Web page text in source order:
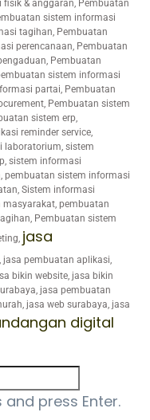
& anggaran, Pembuatan
sistem informasi
tagihan, Pembuatan
perencanaan, Pembuatan
Pembuatan
sistem informasi
partai, Pembuatan
Pembuatan sistem
sistem erp,
reminder service,
laboratorium, sistem
sistem informasi
pembuatan sistem informasi
Sistem informasi
masyarakat, pembuatan
Pembuatan sistem
jasa
jasa pembuatan aplikasi,
bikin website, jasa bikin
jasa pembuatan
jasa web surabaya, jasa
digital
press Enter.